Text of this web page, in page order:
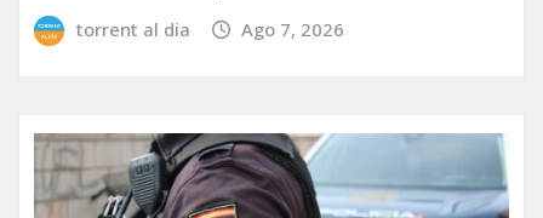
torrent al dia Ago 7, 2026